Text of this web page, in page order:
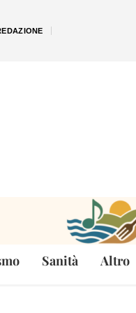
Sanità Altro